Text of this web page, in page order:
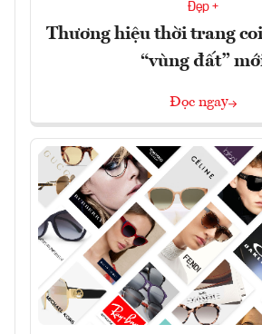
Đẹp +
Thương hiệu thời trang
“vùng đất”
Đọc ngay